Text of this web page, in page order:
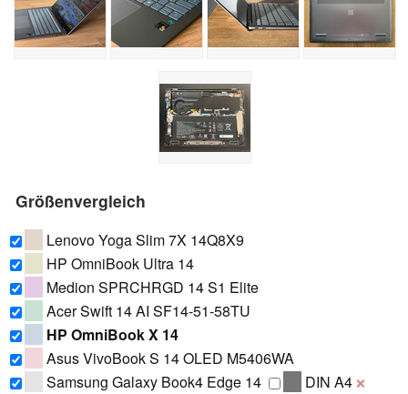
Größenvergleich
Lenovo Yoga Slim 7X 14Q8X9
HP OmniBook Ultra 14
Medion SPRCHRGD 14 S1 Elite
Acer Swift 14 AI SF14-51-58TU
HP OmniBook X 14
Asus VivoBook S 14 OLED M5406WA
Samsung Galaxy Book4 Edge 14
DIN A4 ❌